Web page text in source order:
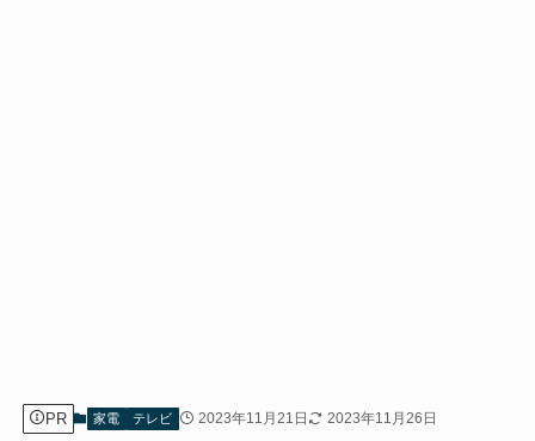
PR 家電 テレビ 2023年11月21日 2023年11月26日